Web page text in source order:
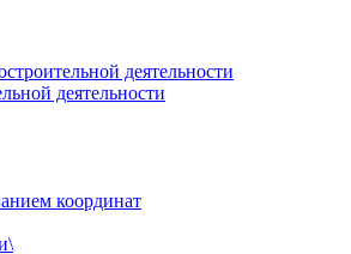
деятельности
деятельности
координат